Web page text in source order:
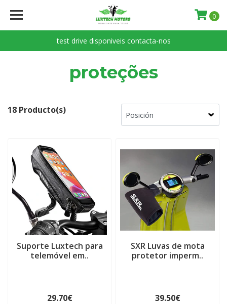
test drive disponiveis contacta-nos
0
proteções
18 Producto(s)
Suporte Luxtech para
telemóvel em..
29.70€
SXR Luvas de mota
protetor imperm..
39.50€